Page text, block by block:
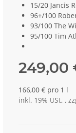
15/20 Jancis
96+/100
93/100 The
95/100 Tim
249,00
166,00 € pro 1 l
inkl. 19% USt. ,